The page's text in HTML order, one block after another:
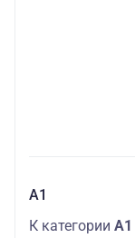
А1
К категории А1